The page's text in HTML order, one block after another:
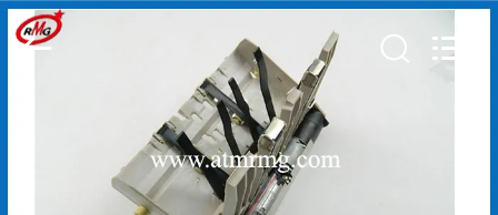
PRODOTTI
Rong
Guang
Science